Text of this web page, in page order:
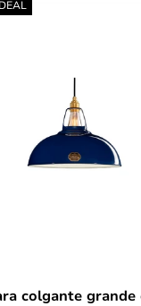
colgante grande